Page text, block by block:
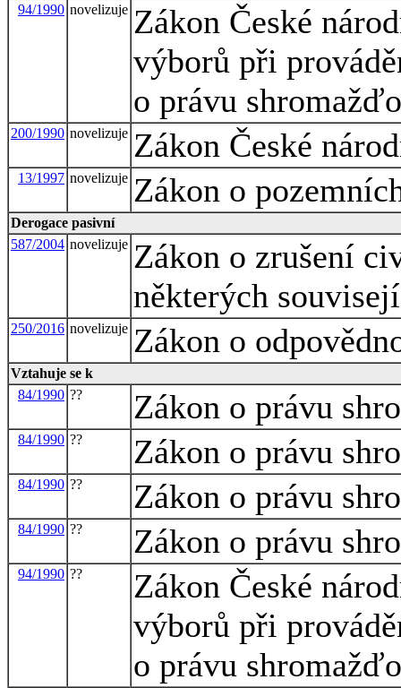
94/1990 novelizuje Zákon České
výborů při
o právu
200/1990 novelizuje Zákon České
13/1997 novelizuje Zákon o
Derogace pasivní
587/2004 novelizuje Zákon o zrušení
některých
250/2016 novelizuje Zákon o
Vztahuje se k
84/1990 ?? Zákon o právu
84/1990 ?? Zákon o právu
84/1990 ?? Zákon o právu
84/1990 ?? Zákon o právu
94/1990 ??
Zákon České
výborů při
o právu